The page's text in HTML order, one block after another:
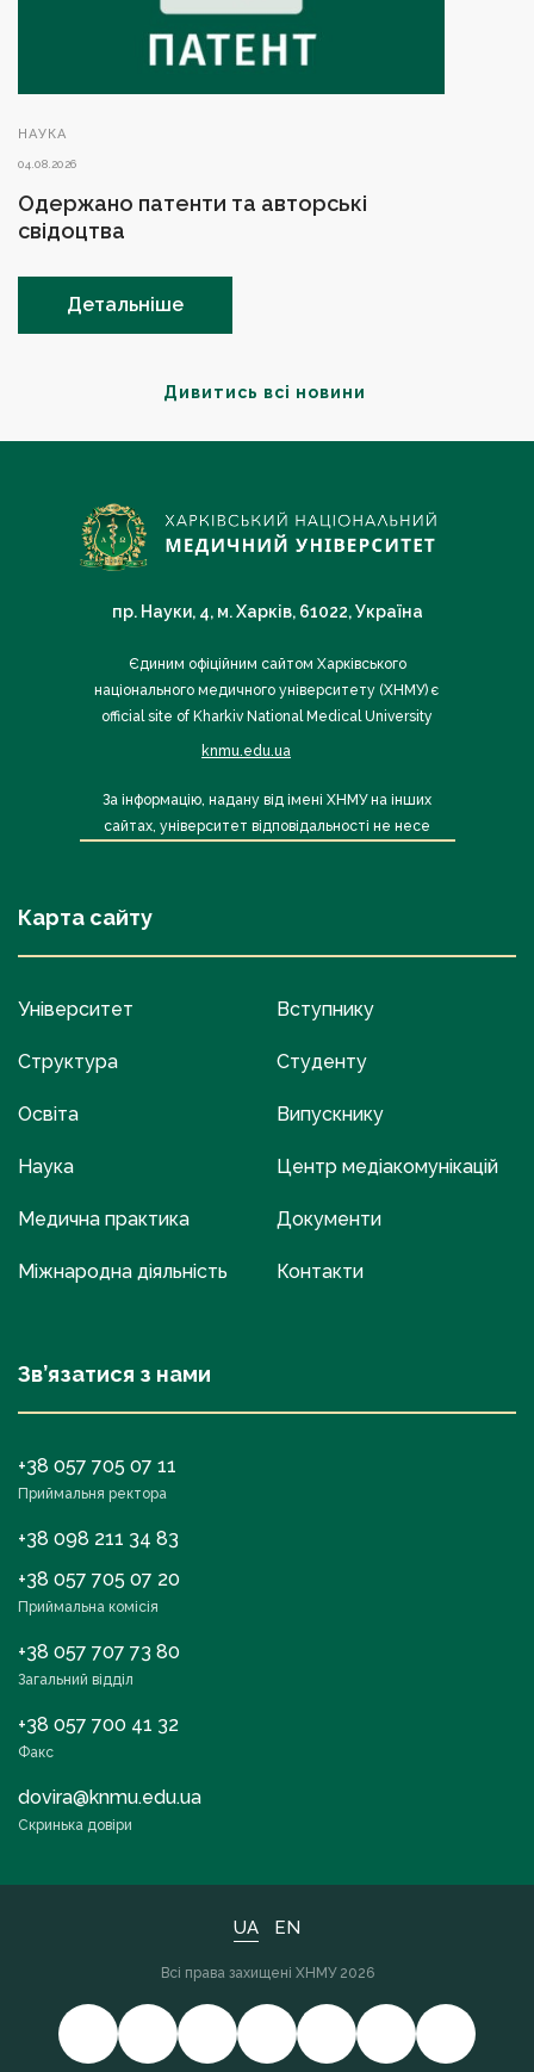
Дивитись всі новини
НАУКА
04.08.2026
Одержано патенти та авторські
свідоцтва
Детальніше
пр. Науки, 4, м. Харків, 61022, Україна
Єдиним офіційним сайтом Харківського
національного медичного університету (ХНМУ) є
official site of Kharkiv National Medical University
knmu.edu.ua
За інформацію, надану від імені ХНМУ на інших
сайтах, університет відповідальності не несе
Карта сайту
Університет
Структура
Освіта
Наука
Медична практика
Міжнародна діяльність
Вступнику
Студенту
Випускнику
Центр медіакомунікацій
Документи
Контакти
Зв’язатися з нами
+38 057 705 07 11
Приймальня ректора
+38 098 211 34 83
+38 057 705 07 20
Приймальна комісія
+38 057 707 73 80
Загальний відділ
+38 057 700 41 32
Факс
dovira@knmu.edu.ua
Скринька довіри
UA EN
Всі права захищені ХНМУ 2026